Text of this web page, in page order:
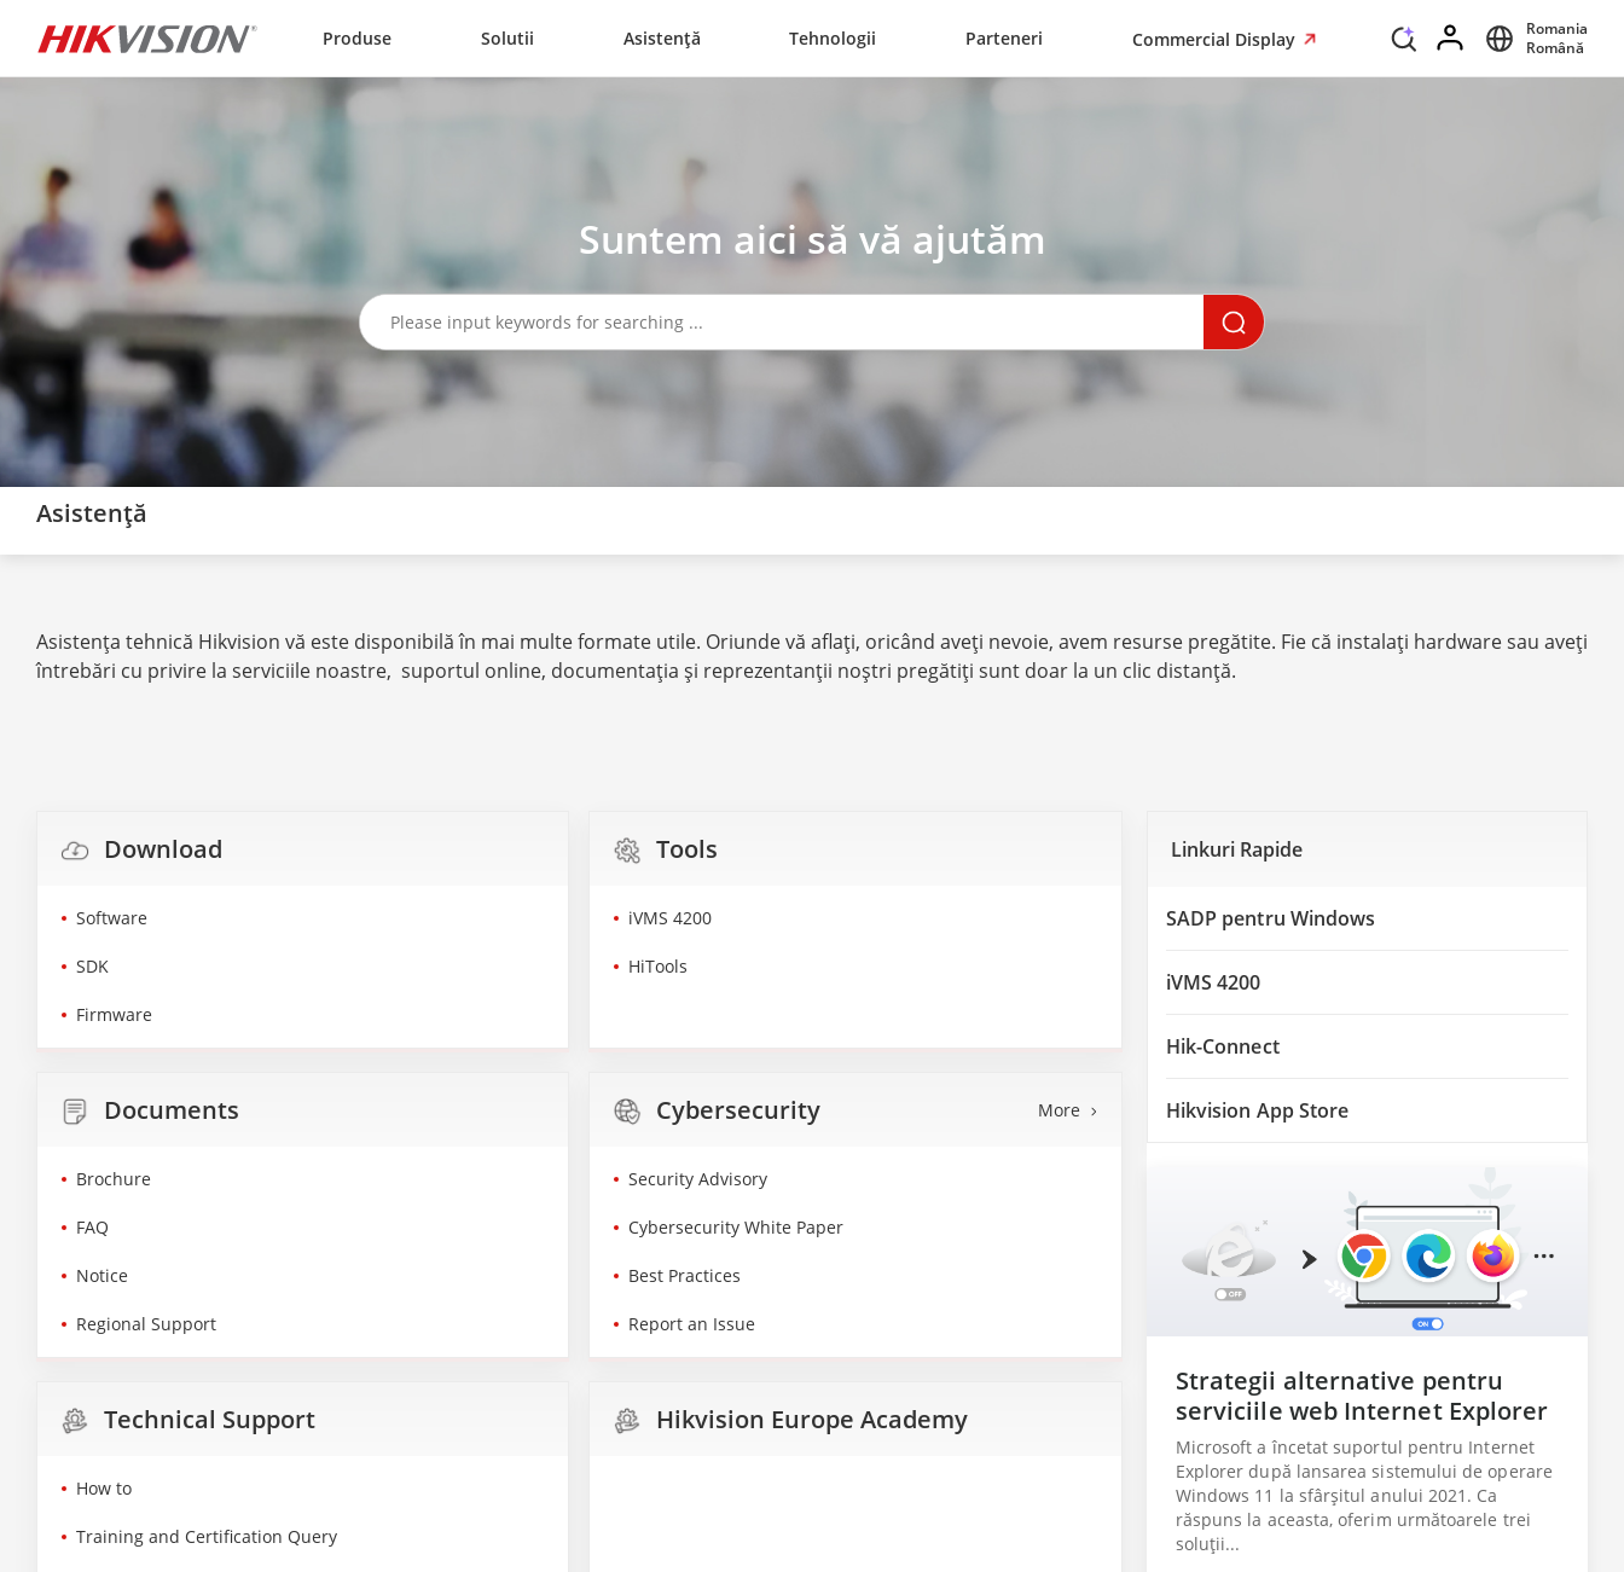
Produse Solutii Asistență Tehnologii Parteneri Commercial Display
Romania
Română
Suntem aici să vă ajutăm
Asistență
Asistenţa tehnică Hikvision vă este disponibilă în mai multe formate utile. Oriunde vă aflaţi, oricând aveţi nevoie, avem resurse pregătite. Fie că instalaţi hardware sau aveţi
întrebări cu privire la serviciile noastre, suportul online, documentația şi reprezentanţii noștri pregătiţi sunt doar la un clic distanţă.
Download
Software
SDK
Firmware
Tools
iVMS 4200
HiTools
Documents
Brochure
FAQ
Notice
Regional Support
Cybersecurity More
Security Advisory
Cybersecurity White Paper
Best Practices
Report an Issue
Technical Support
How to
Training and Certification Query
Hikvision Europe Academy
Linkuri Rapide
SADP pentru Windows
iVMS 4200
Hik-Connect
Hikvision App Store
Strategii alternative pentru
serviciile web Internet Explorer
Microsoft a încetat suportul pentru Internet
Explorer după lansarea sistemului de operare
Windows 11 la sfârșitul anului 2021. Ca
răspuns la aceasta, oferim următoarele trei
soluții...